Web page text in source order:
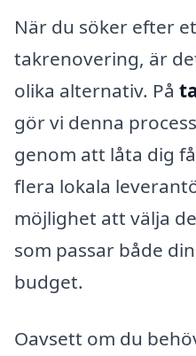
När du söker efter
takrenovering, är
olika alternativ. På
gör vi denna
genom att låta dig
flera lokala
möjlighet att välja
som passar både
budget.
Oavsett om du